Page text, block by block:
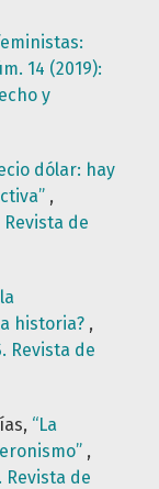
14 (2019):
y
dólar: hay
,
Revista de
historia? ,
Revista de
“La
,
Revista de